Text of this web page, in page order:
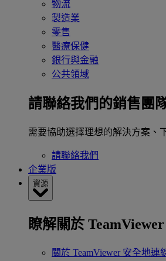
物流
製造業
零售
醫療保健
銀行與金融
公共領域
請聯絡我們的銷售團
需要協助選擇理想的解決方案、
請聯絡我們
企業版
資源
瞭解關於
關於 TeamViewer 安全地連